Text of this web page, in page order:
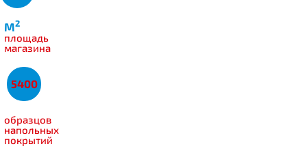
M2
площадь
магазина
5400
образцов
напольных
покрытий